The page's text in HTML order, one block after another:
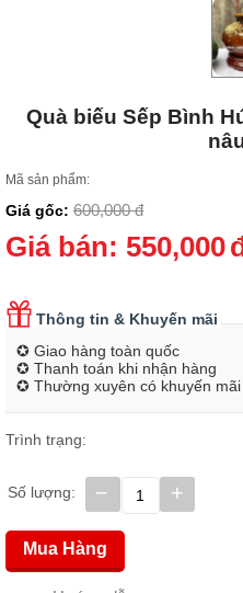
Quà biếu Sếp Bình
Mã sản phẩm:
Giá gốc: 600,000 đ
Giá bán: 550,000
Thông tin & Khuyến mãi
✪ Giao hàng toàn quốc
✪ Thanh toán khi nhận hàng
✪ Thường xuyên có khuyến mãi
Trình trạng:
Số lượng: +
−
Mua Hàng